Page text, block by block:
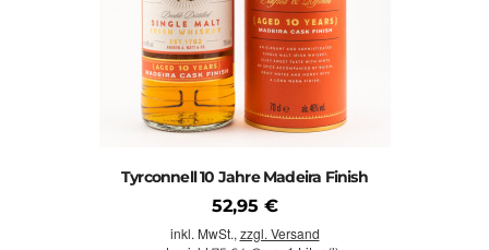
Tyrconnell 10 Jahre Madeira Finish
52,95 €
inkl. MwSt., zzgl. Versand